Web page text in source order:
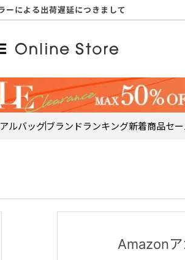
ーによる出荷遅延につきまして
業及び配送スケジュールについて
震に伴う配送への影響について
ーパーレス化（電子化）のお知らせ
物量増等に伴う配送への影響について
欺サイトにご注意ください
が届かない場合に関しまして
わせのご対応に関しまして
すまし詐欺にご注意ください
ルバッグブランドランキング新着商品セ
Amazon